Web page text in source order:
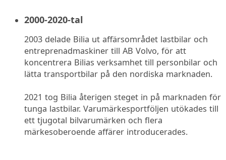
2000-2020-tal
2003 delade Bilia ut affärsområdet lastbilar och
entreprenadmaskiner till AB Volvo, för att
koncentrera Bilias verksamhet till personbilar och
lätta transportbilar på den nordiska marknaden.
2021 tog Bilia återigen steget in på marknaden för
tunga lastbilar. Varumärkesportföljen utökades till
ett tjugotal bilvarumärken och flera
märkesoberoende affärer introducerades.